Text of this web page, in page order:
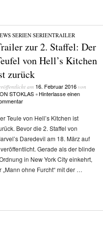
/SERIEN/SERIENTRAILER
zur 2. Staffel: Der
von Hell’s Kitchen
zurück
am 16. Februar 2016von
STOKLAS • Hinterlasse einen
Teule von Hell’s Kitchen ist
Bevor die 2. Staffel von
Daredevil am 18. März auf
Gerade als der blinde
in New York City einkehrt,
ohne Furcht“ mit der …